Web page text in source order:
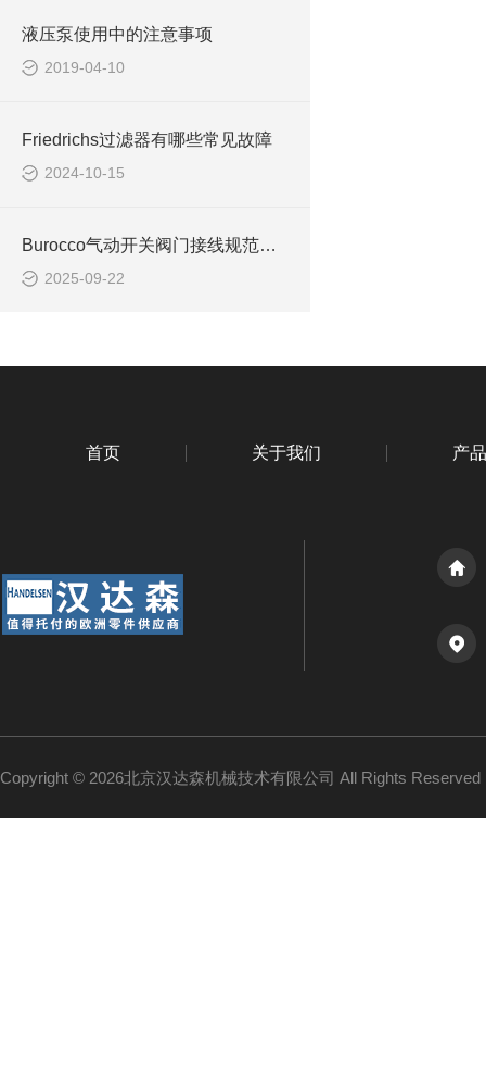
液压泵使用中的注意事项
2019-04-10
Friedrichs过滤器有哪些常见故障
2024-10-15
Burocco气动开关阀门接线规范与操作指南
2025-09-22
首页 关于我们 产
Copyright © 2026北京汉达森机械技术有限公司 All Rights